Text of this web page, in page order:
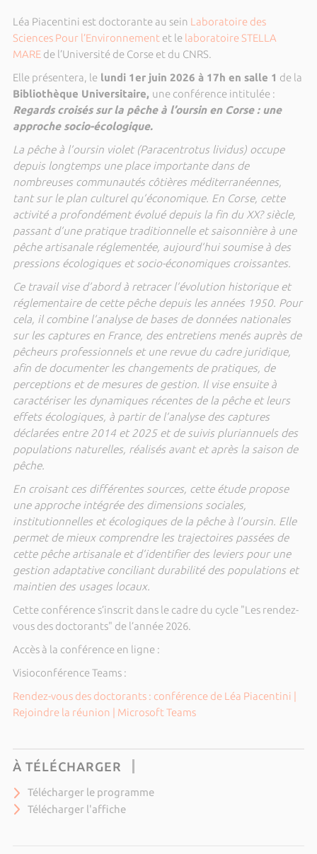
Léa Piacentini est doctorante au sein Laboratoire des
Sciences Pour l’Environnementet le laboratoire STELLA
MARE de l’Université de Corse et du CNRS.
Elle présentera, lelundi 1er juin 2026 à 17h en salle 1 de la
Bibliothèque Universitaire, une conférence intitulée :
Regards croisés sur la pêche à l’oursin en Corse : une
approche socio-écologique.
La pêche à l’oursin violet (Paracentrotus lividus) occupe
depuis longtemps une place importante dans de
nombreuses communautés côtières méditerranéennes,
tant sur le plan culturel qu’économique. En Corse, cette
activité a profondément évolué depuis la fin du XX? siècle,
passant d’une pratique traditionnelle et saisonnière à une
pêche artisanale réglementée, aujourd’hui soumise à des
pressions écologiques et socio-économiques croissantes.
Ce travail vise d’abord à retracer l’évolution historique et
réglementaire de cette pêche depuis les années 1950. Pour
cela, il combine l’analyse de bases de données nationales
sur les captures en France, des entretiens menés auprès de
pêcheurs professionnels et une revue du cadre juridique,
afin de documenter les changements de pratiques, de
perceptions et de mesures de gestion. Il vise ensuite à
caractériser les dynamiques récentes de la pêche et leurs
effets écologiques, à partir de l’analyse des captures
déclarées entre 2014 et 2025 et de suivis pluriannuels des
populations naturelles, réalisés avant et après la saison de
pêche.
En croisant ces différentes sources, cette étude propose
une approche intégrée des dimensions sociales,
institutionnelles et écologiques de la pêche à l’oursin. Elle
permet de mieux comprendre les trajectoires passées de
cette pêche artisanale et d’identifier des leviers pour une
gestion adaptative conciliant durabilité des populations et
maintien des usages locaux.
Cette conférence s’inscrit dans le cadre du cycle "Les rendez-
vous des doctorants" de l’année 2026.
Accès à la conférence en ligne :
Visioconférence Teams :
Rendez-vous des doctorants : conférence de Léa Piacentini |
Rejoindre la réunion | Microsoft Teams
À TÉLÉCHARGER
Télécharger le programme
Télécharger l'affiche